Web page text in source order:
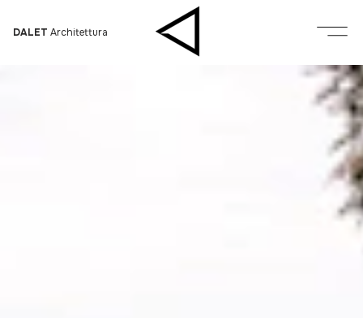
DALET Architettura